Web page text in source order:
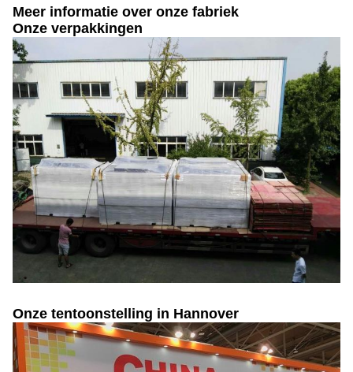
Meer informatie over onze fabriek
Onze verpakkingen
Onze tentoonstelling in Hannover